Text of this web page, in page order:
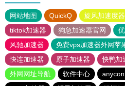
网站地图 QuickQ 旋风加速度器
tiktok加速器
狗急加速器官网
风驰加速器
免费vps加速器外网苹
快连加速器
原子加速器 快鸭加
外网网址导航
软件中心